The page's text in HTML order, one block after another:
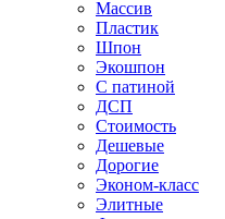
Массив
Пластик
Шпон
Экошпон
С патиной
ДСП
Стоимость
Дешевые
Дорогие
Эконом-класс
Элитные